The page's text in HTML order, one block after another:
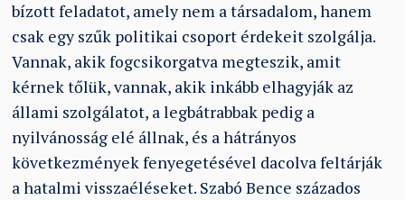
bízott feladatot, amely nem a társadalom, hanem
csak egy szűk politikai csoport érdekeit szolgálja.
Vannak, akik fogcsikorgatva megteszik, amit
kérnek tőlük, vannak, akik inkább elhagyják az
állami szolgálatot, a legbátrabbak pedig a
nyilvánosság elé állnak, és a hátrányos
következmények fenyegetésével dacolva feltárják
a hatalmi visszaéléseket. Szabó Bence százados